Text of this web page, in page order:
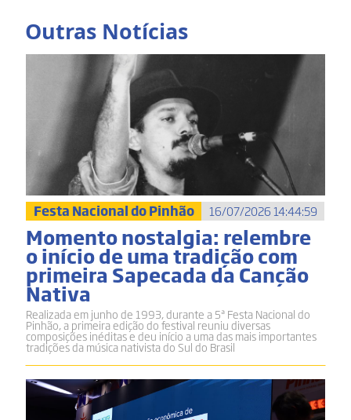
Outras Notícias
Festa Nacional do Pinhão 16/07/2026 14:44:59
Momento nostalgia: relembre
o início de uma tradição com
primeira Sapecada da Canção
Nativa
Realizada em junho de 1993, durante a 5ª Festa Nacional do
Pinhão, a primeira edição do festival reuniu diversas
composições inéditas e deu início a uma das mais importantes
tradições da música nativista do Sul do Brasil